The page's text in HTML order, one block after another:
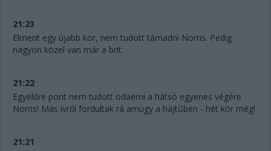
21:23
Elment egy újabb kör, nem tudott támadni Norris. Pedig
nagyon közel van már a brit.
21:22
Egyelőre pont nem tudott odaérni a hátsó egyenes végére
Norris! Más ívről fordultak rá amúgy a hajtűben - hét kör még!
21:21